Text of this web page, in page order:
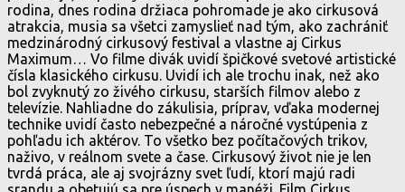
rodina, dnes rodina držiaca pohromade je ako cirkusová
atrakcia, musia sa všetci zamyslieť nad tým, ako zachrániť
medzinárodný cirkusový festival a vlastne aj Cirkus
Maximum… Vo filme divák uvidí špičkové svetové artistické
čísla klasického cirkusu. Uvidí ich ale trochu inak, než ako
bol zvyknutý zo živého cirkusu, starších filmov alebo z
televízie. Nahliadne do zákulisia, príprav, vďaka modernej
technike uvidí často nebezpečné a náročné vystúpenia z
pohľadu ich aktérov. To všetko bez počítačových trikov,
naživo, v reálnom svete a čase. Cirkusový život nie je len
tvrdá práca, ale aj svojrázny svet ľudí, ktorí majú radi